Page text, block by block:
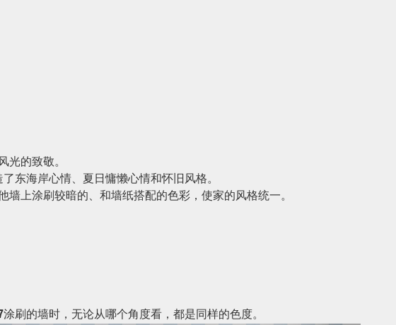
光的致敬。
东海岸心情、夏日慵懒心情和怀旧风格。
上涂刷较暗的、和墙纸搭配的色彩，使家的风格统一。
刷的墙时，无论从哪个角度看，都是同样的色度。